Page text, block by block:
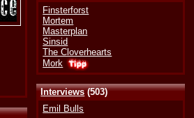
Finsterforst
Mortem
Masterplan
Sinsid
The Cloverhearts
Mork
Interviews(503)
Emil Bulls